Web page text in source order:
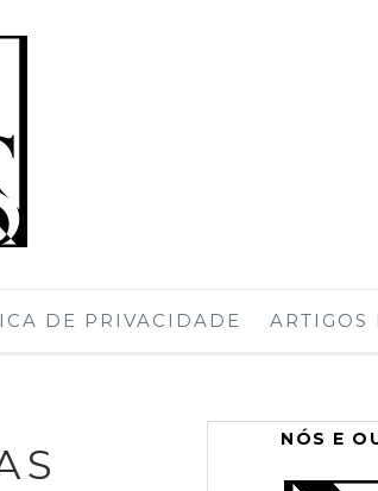
DE PRIVACIDADE ARTIGOS
NÓS E